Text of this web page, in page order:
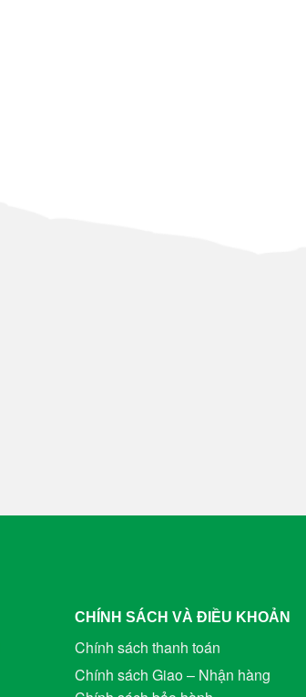
CHÍNH SÁCH VÀ ĐIỀU KHOẢN
Chính sách thanh toán
Chính sách Giao – Nhận hàng